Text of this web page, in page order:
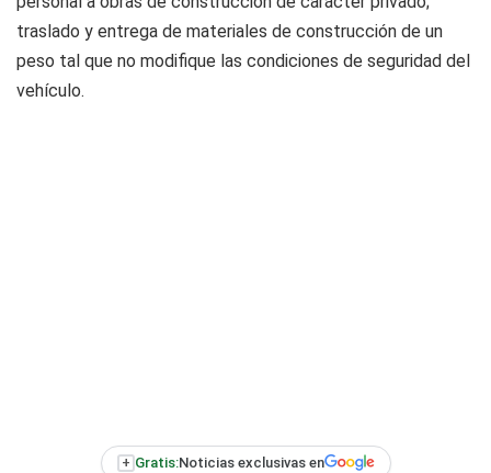
traslado y entrega de materiales de construcción de un
peso tal que no modifique las condiciones de seguridad del
vehículo.
+ Gratis:Noticias exclusivas en